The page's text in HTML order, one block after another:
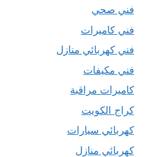
فني صحي
فني كاميرات
فني كهربائي منازل
فني مكيفات
كاميرات مراقبة
كراج الكويت
كهربائي سيارات
كهربائي منازل